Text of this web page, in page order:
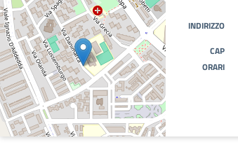
INDIRIZZO
CAP
ORARI